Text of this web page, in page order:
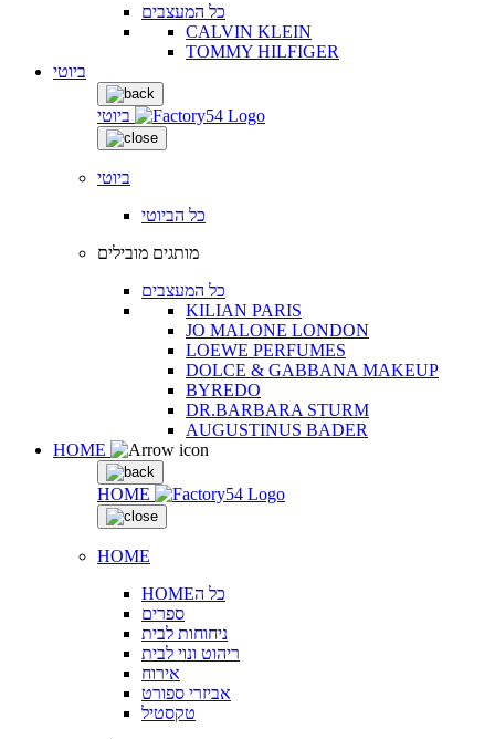
כל המעצבים
CALVIN KLEIN
TOMMY HILFIGER
ביוטי
ביוטי
ביוטי
כל הביוטי
מותגים מובילים
כל המעצבים
KILIAN PARIS
JO MALONE LONDON
LOEWE PERFUMES
DOLCE & GABBANA MAKEUP
BYREDO
DR.BARBARA STURM
AUGUSTINUS BADER
HOME
HOME
HOME
HOMEכל ה
ספרים
ניחוחות לבית
ריהוט ונוי לבית
אירוח
אביזרי ספורט
טקסטיל